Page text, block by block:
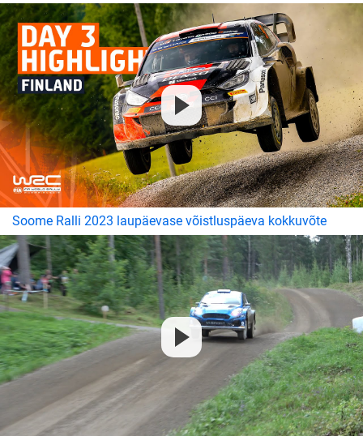
Soome Ralli 2023 laupäevase võistluspäeva kokkuvõte